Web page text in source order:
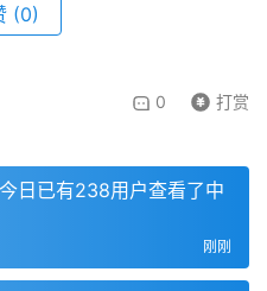
(0)
0 打赏
日已有238用户查看了中
刚刚